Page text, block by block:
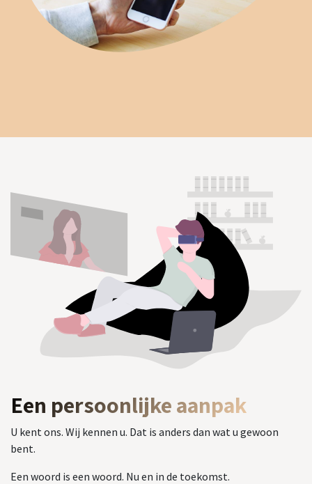
Een persoonlijke aanpak
U kent ons. Wij kennen u. Dat is anders dan wat u gewoon
bent.
Een woord is een woord. Nu en in de toekomst.